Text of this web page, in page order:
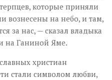
которые приняли
вознесены на небо, и там,
за нас, —сказал владыка
на Ганиной Яме.
христиан
стали символом любви,